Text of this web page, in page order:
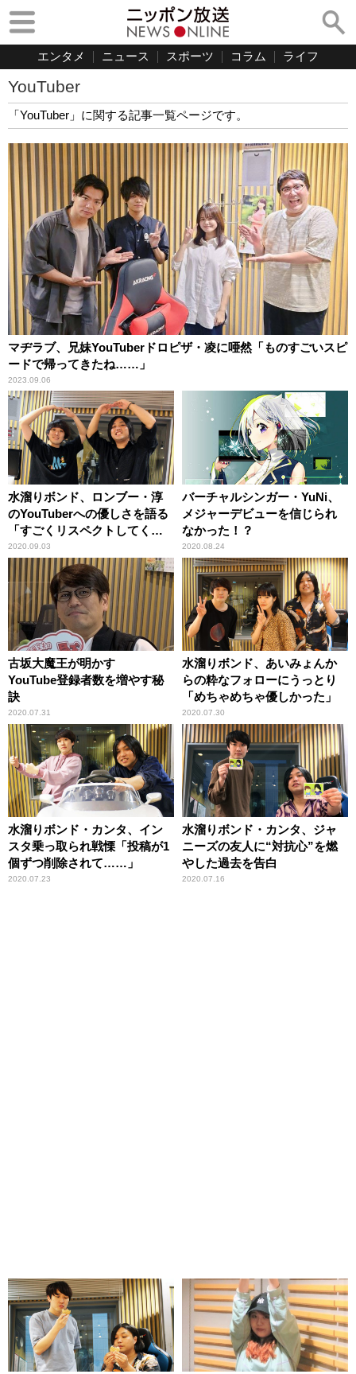
エンタメ ニュース スポーツ コラム ライフ
YouTuber
「YouTuber」に関する記事一覧ページです。
マヂラブ、兄妹YouTuberドロピザ・凌に唖然「ものすごいスピ
ードで帰ってきたね……」
2023.09.06
水溜りボンド、ロンブー・淳
のYouTuberへの優しさを語る
「すごくリスペクトしてくだ
さって」
2020.09.03
バーチャルシンガー・YuNi、
メジャーデビューを信じられ
なかった！？
2020.08.24
古坂大魔王が明かす
YouTube登録者数を増やす秘
訣
2020.07.31
水溜りボンド、あいみょんか
らの粋なフォローにうっとり
「めちゃめちゃ優しかった」
2020.07.30
水溜りボンド・カンタ、イン
スタ乗っ取られ戦慄「投稿が1
個ずつ削除されて……」
2020.07.23
水溜りボンド・カンタ、ジャ
ニーズの友人に“対抗心”を燃
やした過去を告白
2020.07.16